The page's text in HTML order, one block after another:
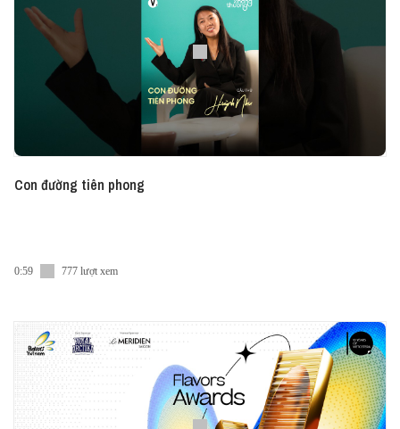
Digest, Vietcetera Podcast, Spotify và Apple
Podcast.
Con đường tiên phong
0:59 777 lượt xem